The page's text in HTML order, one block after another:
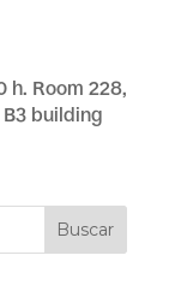
h. Room 228,
building